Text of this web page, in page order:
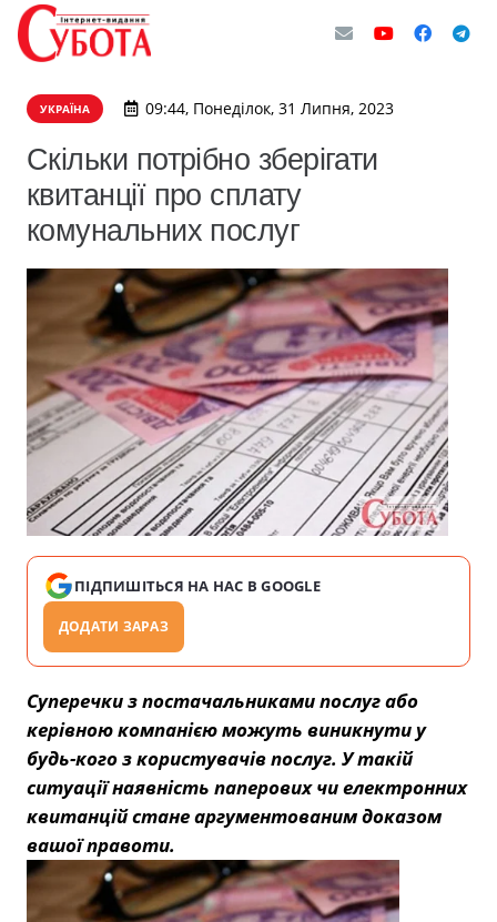
УКРАЇНА 09:44, Понеділок, 31 Липня, 2023
Скільки потрібно зберігати
квитанції про cплату
комунальних послуг
ПІДПИШІТЬСЯ НА НАС В GOOGLE
ДОДАТИ ЗАРАЗ
Суперечки з постачальниками послуг або
керівною компанією можуть виникнути у
будь-кого з користувачів послуг. У такій
ситуації наявність паперових чи електронних
квитанцій стане аргументованим доказом
вашої правоти.